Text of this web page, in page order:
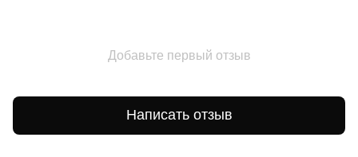
Добавьте первый отзыв
Написать отзыв